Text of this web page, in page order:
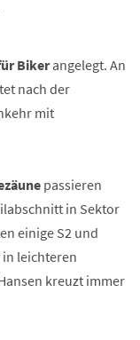
Bikerangelegt. An
nach der
mit
passieren
in Sektor
einige S2 und
in leichteren
kreuzt immer